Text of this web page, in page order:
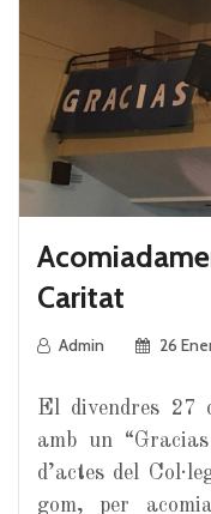
Caritat
Admin 26
El divendres 27
amb un
d’actes del
gom, per